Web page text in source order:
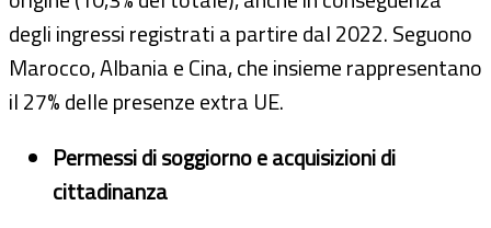
degli ingressi registrati a partire dal 2022. Seguono
Marocco, Albania e Cina, che insieme rappresentano
il 27% delle presenze extra UE.
Permessi di soggiorno e acquisizioni di
cittadinanza